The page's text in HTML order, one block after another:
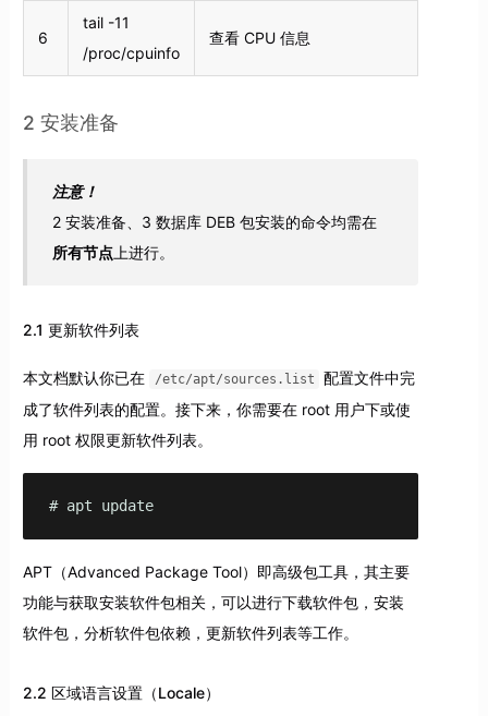
6
tail -11
/proc/cpuinfo
查看 CPU 信息
2 安装准备
注意！
2 安装准备、3 数据库 DEB 包安装的命令均需在
所有节点 上进行。
2.1 更新软件列表
本文档默认你已在 /etc/apt/sources.list
配置文件中完
成了软件列表的配置。接下来，你需要在 root 用户下或使
用 root 权限更新软件列表。
# apt update
APT（Advanced Package Tool）即高级包工具，其主要
功能与获取安装软件包相关，可以进行下载软件包，安装
软件包，分析软件包依赖，更新软件列表等工作。
2.2 区域语言设置（Locale）